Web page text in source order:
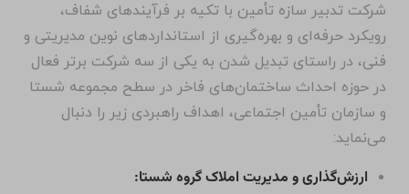
شرکت تدبیر سازه تأمین با تکیه بر فرآیندهای شفاف،
رویکرد حرفه‌ای و بهره‌گیری از استانداردهای نوین مدیریتی و
فنی، در راستای تبدیل شدن به یکی از سه شرکت برتر فعال
در حوزه احداث ساختمان‌های فاخر در سطح مجموعه شستا
و سازمان تأمین اجتماعی، اهداف راهبردی زیر را دنبال
می‌نماید:
ارزش‌گذاری و مدیریت املاک گروه شستا: